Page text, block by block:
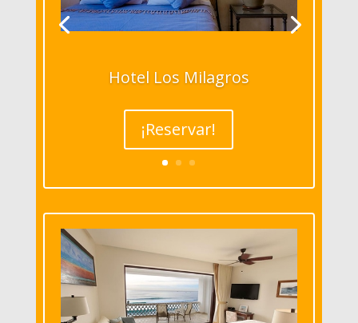
Hotel Los Milagros
¡Reservar!